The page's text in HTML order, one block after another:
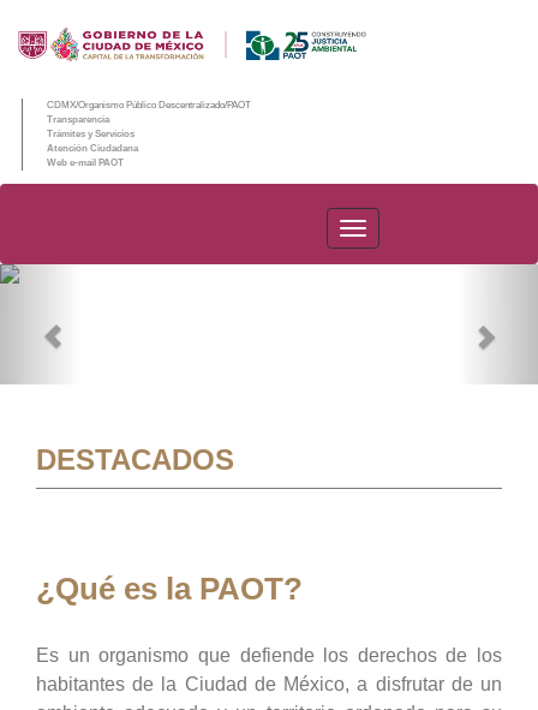
CDMX/Organismo Público Descentralizado/PAOT
Transparencia
Trámites y Servicios
Atención Ciudadana
Web e-mail PAOT
PAOT
DESTACADOS
¿Qué es la PAOT?
Es un organismo que defiende los derechos de los
habitantes de la Ciudad de México, a disfrutar de un